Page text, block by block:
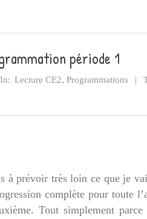
période 1
In: Lecture CE2, Programmations
à prévoir très loin ce que je
complète pour toute
Tout simplement